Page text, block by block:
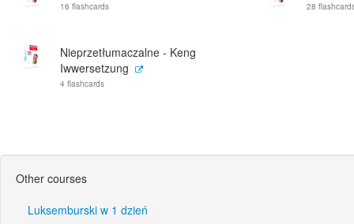
16 flashcards 28
Nieprzetłumaczalne - Keng
Iwwersetzung
4 flashcards
Other courses
Luksemburski w 1 dzień